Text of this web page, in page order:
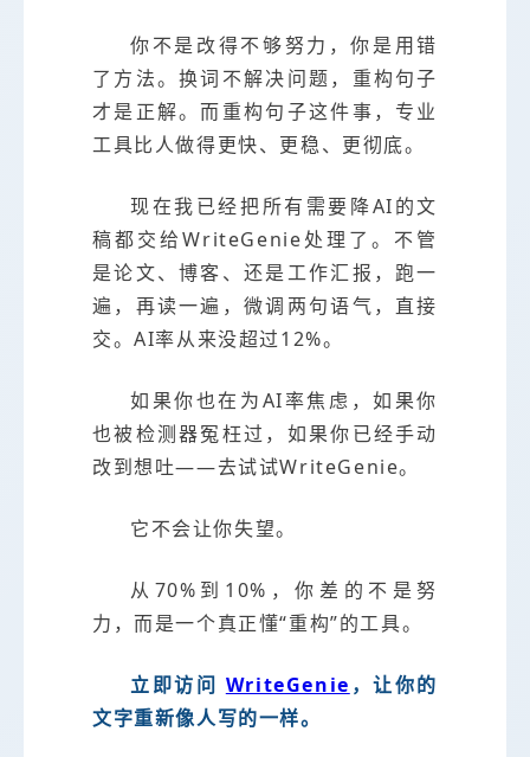
你不是改得不够努力，你是用错
了方法。换词不解决问题，重构句子
才是正解。而重构句子这件事，专业
工具比人做得更快、更稳、更彻底。
现在我已经把所有需要降AI的文
稿都交给WriteGenie处理了。不管
是论文、博客、还是工作汇报，跑一
遍，再读一遍，微调两句语气，直接
交。AI率从来没超过12%。
如果你也在为AI率焦虑，如果你
也被检测器冤枉过，如果你已经手动
改到想吐——去试试WriteGenie。
它不会让你失望。
从70%到10%，你差的不是努
力，而是一个真正懂“重构”的工具。
立即访问 WriteGenie ，让你的
文字重新像人写的一样。